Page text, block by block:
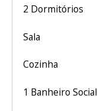
2 Dormitórios
Sala
Cozinha
1 Banheiro Social